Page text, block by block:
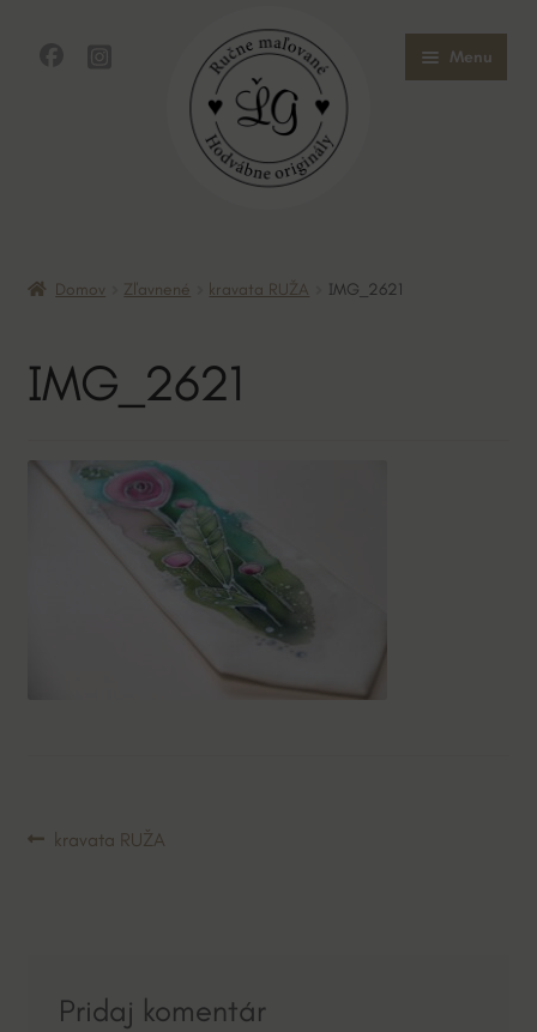
Menu
O mne
Kontakt
Domov Zľavnené kravata RUŽA IMG_2621
IMG_2621
Navigácia
Predchádzajúci
kravata RUŽA
Pridaj komentár